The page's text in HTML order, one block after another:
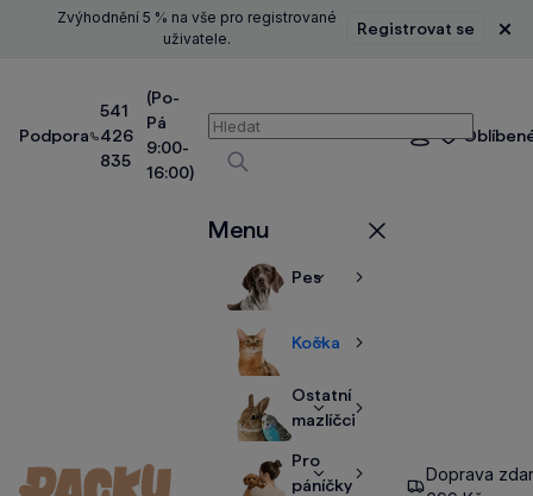
Zvýhodnění 5 % na vše pro registrované
uživatele.
Registrovat se
Podpora
541
426
835
(Po-
Pá
9:00-
16:00)
Vyhledávání
Vyhledávat
Přihlášení
Menu
PesZobrazitZobrazit
Kočka
ZobrazitZobrazit
Ostatní
mazlíčci
ZobrazitZobrazit
Pro
páníčky
ZobrazitZobrazit Doprava